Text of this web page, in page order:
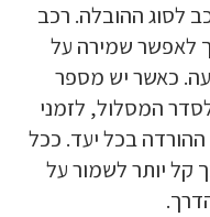
לסוג ההובלה. רכב
לאפשר שמירה על
כאשר יש מספר
המסלול, לזמני
בכל יעד. ככל
קל יותר לשמור על